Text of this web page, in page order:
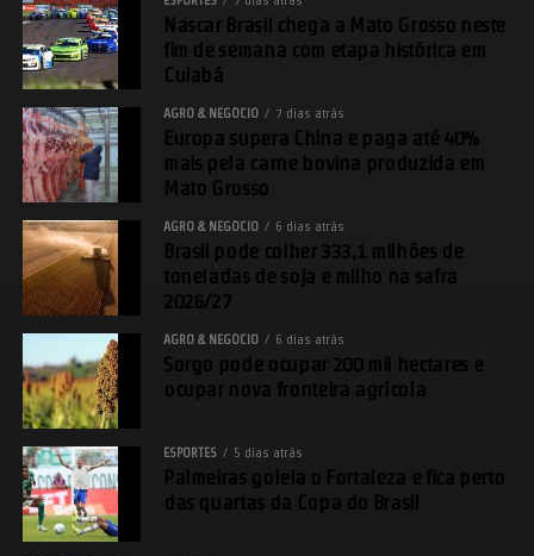
Nascar Brasil chega a Mato Grosso neste
fim de semana com etapa histórica em
Cuiabá
AGRO & NEGÓCIO 7 dias atrás
Europa supera China e paga até 40%
mais pela carne bovina produzida em
Mato Grosso
AGRO & NEGÓCIO 6 dias atrás
Brasil pode colher 333,1 milhões de
toneladas de soja e milho na safra
2026/27
AGRO & NEGÓCIO 6 dias atrás
Sorgo pode ocupar 200 mil hectares e
ocupar nova fronteira agrícola
ESPORTES 5 dias atrás
Palmeiras goleia o Fortaleza e fica perto
das quartas da Copa do Brasil